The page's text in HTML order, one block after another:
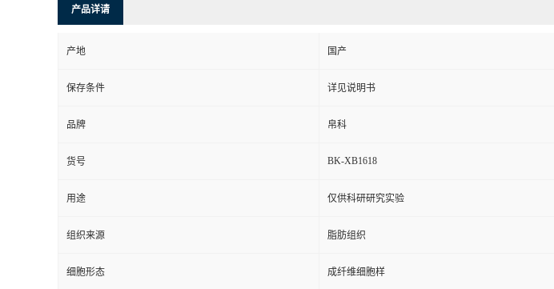
产品详请
产地 国产
保存条件 详见说明书
品牌 帛科
货号 BK-XB1618
用途 仅供科研研究实验
组织来源 脂肪组织
细胞形态 成纤维细胞样